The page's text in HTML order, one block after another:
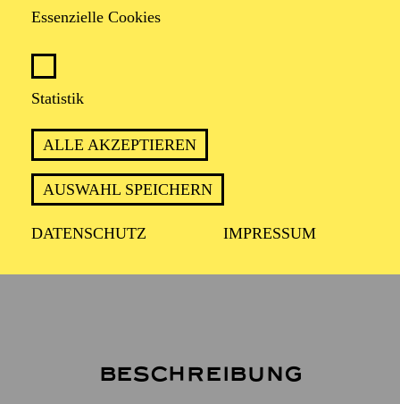
Essenzielle Cookies
Statistik
ALLE AKZEPTIEREN
AUSWAHL SPEICHERN
DATENSCHUTZ IMPRESSUM
ca. 2 Stunden
Beschreibung